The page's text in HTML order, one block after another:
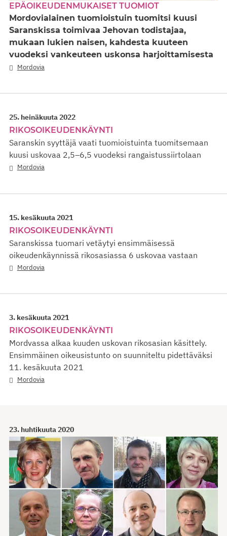
EPÄOIKEUDENMUKAISET TUOMIOT
Mordovialainen tuomioistuin tuomitsi kuusi
Saranskissa toimivaa Jehovan todistajaa,
mukaan lukien naisen, kahdesta kuuteen
vuodeksi vankeuteen uskonsa harjoittamisesta
Mordovia
25. heinäkuuta 2022
RIKOSOIKEUDENKÄYNTI
Saranskin syyttäjä vaati tuomioistuinta tuomitsemaan
kuusi uskovaa 2,5–6,5 vuodeksi rangaistussiirtolaan
Mordovia
15. kesäkuuta 2021
RIKOSOIKEUDENKÄYNTI
Saranskissa tuomari vetäytyi ensimmäisessä
oikeudenkäynnissä rikosasiassa 6 uskovaa vastaan
Mordovia
3. kesäkuuta 2021
RIKOSOIKEUDENKÄYNTI
Mordvassa alkaa kuuden uskovan rikosasian käsittely.
Ensimmäinen oikeusistunto on suunniteltu pidettäväksi
11. kesäkuuta 2021
Mordovia
23. huhtikuuta 2020